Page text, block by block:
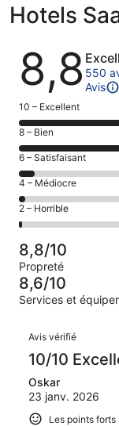
Hotels
Avis
8,8 550
Avis
Note
des
voyageurs
de 10
(Excellent),
d’après 249 avis
sur 550.
10 – Excellent
Note
des
voyageurs
de 8
(Bien),
d’après 256 avis
sur 550.
8 – Bien
Note
des
voyageurs
de 6
(Satisfaisant),
sur 550.
6 – Satisfaisant
Note
des
voyageurs
de 4
(Médiocre),
d’après 11 avis
sur 550.
4 – Médiocre
Note
des
voyageurs
de 2
(Horrible),
d’après 4 avis
sur 550.
2 – Horrible
8,8/10
Propreté
8,6/10
Services et
Avis
Avis vérifié
10/10
Oskar
23 janv. 2026
Les points